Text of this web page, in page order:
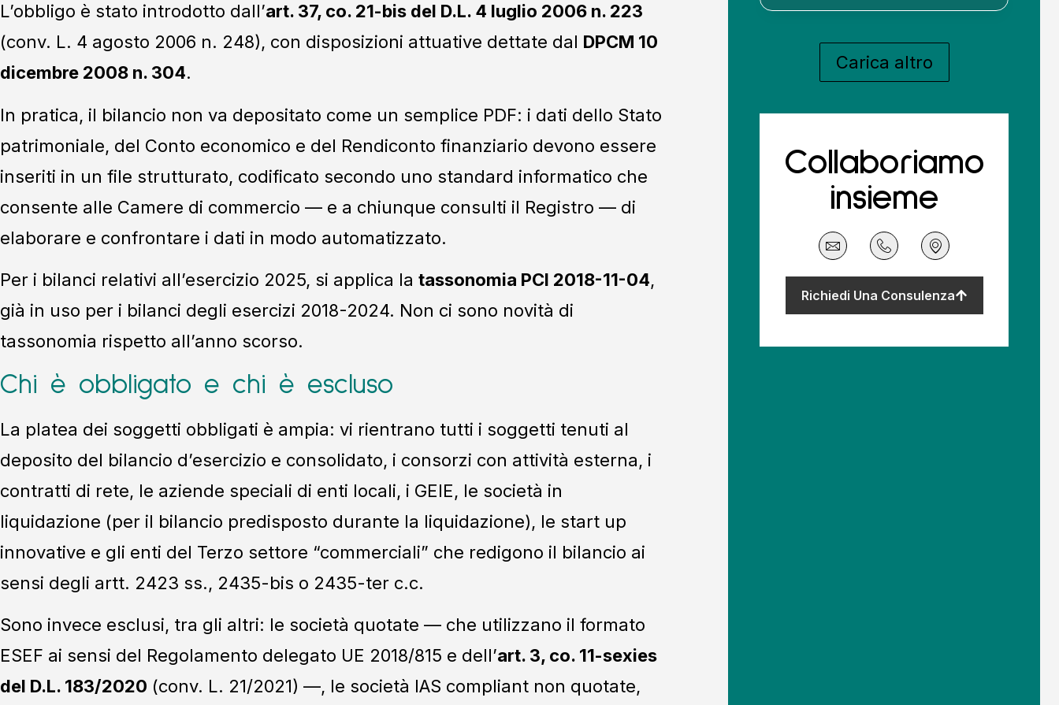
L’obbligo è stato introdotto dall’art. 37, co. 21-bis del D.L. 4 luglio 2006 n. 223
(conv. L. 4 agosto 2006 n. 248), con disposizioni attuative dettate dal DPCM 10
dicembre 2008 n. 304.
In pratica, il bilancio non va depositato come un semplice PDF: i dati dello Stato
patrimoniale, del Conto economico e del Rendiconto finanziario devono essere
inseriti in un file strutturato, codificato secondo uno standard informatico che
consente alle Camere di commercio — e a chiunque consulti il Registro — di
elaborare e confrontare i dati in modo automatizzato.
Per i bilanci relativi all’esercizio 2025, si applica la tassonomia PCI 2018-11-04,
già in uso per i bilanci degli esercizi 2018-2024. Non ci sono novità di
tassonomia rispetto all’anno scorso.
Chi è obbligato e chi è escluso
La platea dei soggetti obbligati è ampia: vi rientrano tutti i soggetti tenuti al
deposito del bilancio d’esercizio e consolidato, i consorzi con attività esterna, i
contratti di rete, le aziende speciali di enti locali, i GEIE, le società in
liquidazione (per il bilancio predisposto durante la liquidazione), le start up
innovative e gli enti del Terzo settore “commerciali” che redigono il bilancio ai
sensi degli artt. 2423 ss., 2435-bis o 2435-ter c.c.
Sono invece esclusi, tra gli altri: le società quotate — che utilizzano il formato
ESEF ai sensi del Regolamento delegato UE 2018/815 e dell’art. 3, co. 11-sexies
del D.L. 183/2020 (conv. L. 21/2021) —, le società IAS compliant non quotate,
Carica altro
Collaboriamo
insieme
Richiedi Una Consulenza